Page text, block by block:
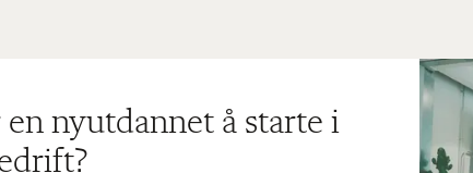
nyutdannet å starte i